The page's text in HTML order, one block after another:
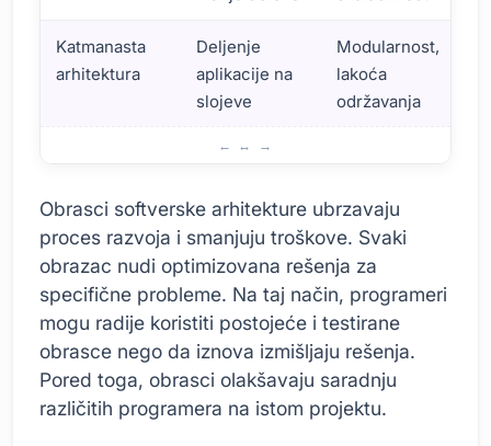
Katmanasta
arhitektura
Deljenje
aplikacije na
slojeve
Modularnost,
lakoća
održavanja
Obrasci softverske arhitekture ubrzavaju
proces razvoja i smanjuju troškove. Svaki
obrazac nudi optimizovana rešenja za
specifične probleme. Na taj način, programeri
mogu radije koristiti postojeće i testirane
obrasce nego da iznova izmišljaju rešenja.
Pored toga, obrasci olakšavaju saradnju
različitih programera na istom projektu.